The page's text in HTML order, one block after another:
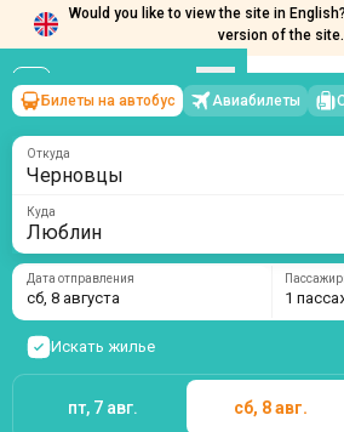
Would you like to view the site in English?
version of the site.
Черновцы→Люблин
сб, 8 августа/1 пассажир
Билеты на автобус Авиабилеты
Откуда
Куда
Дата отправления
сб, 8 августа 1
Искать жилье
пт, 7 авг. сб, 8 авг.